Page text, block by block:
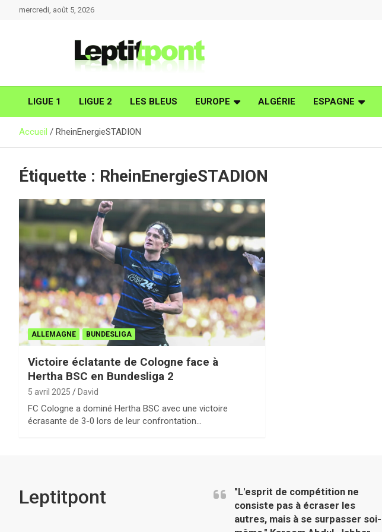
mercredi, août 5, 2026
LIGUE 1 LIGUE 2 LES BLEUS EUROPE ALGÉRIE ESPAGNE
Accueil RheinEnergieSTADION
Étiquette : RheinEnergieSTADION
ALLEMAGNE BUNDESLIGA
Victoire éclatante de Cologne face à
Hertha BSC en Bundesliga 2
5 avril 2025 David
FC Cologne a dominé Hertha BSC avec une victoire
écrasante de 3-0 lors de leur confrontation…
Leptitpont
"L'esprit de compétition ne
consiste pas à écraser les
autres, mais à se surpasser soi-